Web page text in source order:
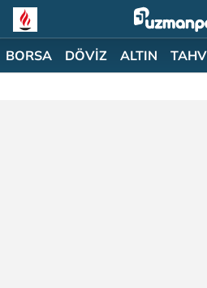
BORSA DÖVİZ ALTIN